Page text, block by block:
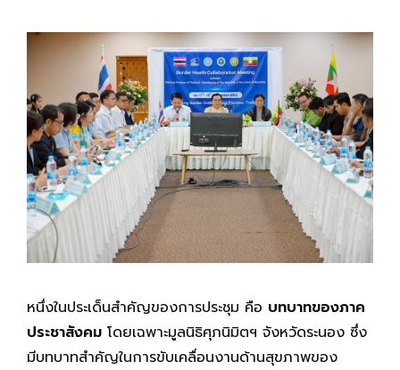
หนึ่งในประเด็นสำคัญของการประชุม คือ บทบาทของภาค
ประชาสังคม โดยเฉพาะมูลนิธิศุภนิมิตฯ จังหวัดระนอง ซึ่ง
มีบทบาทสำคัญในการขับเคลื่อนงานด้านสุขภาพของ